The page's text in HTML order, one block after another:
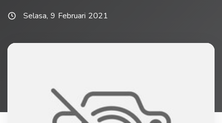
Selasa, 9 Februari 2021